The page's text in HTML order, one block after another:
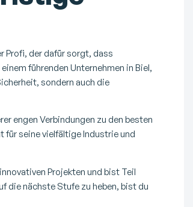
Profi, der dafür sorgt, dass
führenden Unternehmen in Biel,
sondern auch die
engen Verbindungen zu den besten
für seine vielfältige Industrie und
Projekten und bist Teil
die nächste Stufe zu heben, bist du